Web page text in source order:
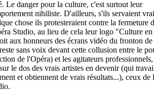
Le danger pour la culture, c'est surtout leur
nihiliste. D'ailleurs, s'ils servaient
chose ils protesteraient contre la fermeture
Studio, au lieu de cela leur logo "Culture
aux honneurs des écrans vidéo du fronton
sans voix devant cette collusion entre le
de l'Opéra) et les agitateurs
le dos des vrais artistes en devenir (qui
et obtiennent de vrais résultats...), ceux de